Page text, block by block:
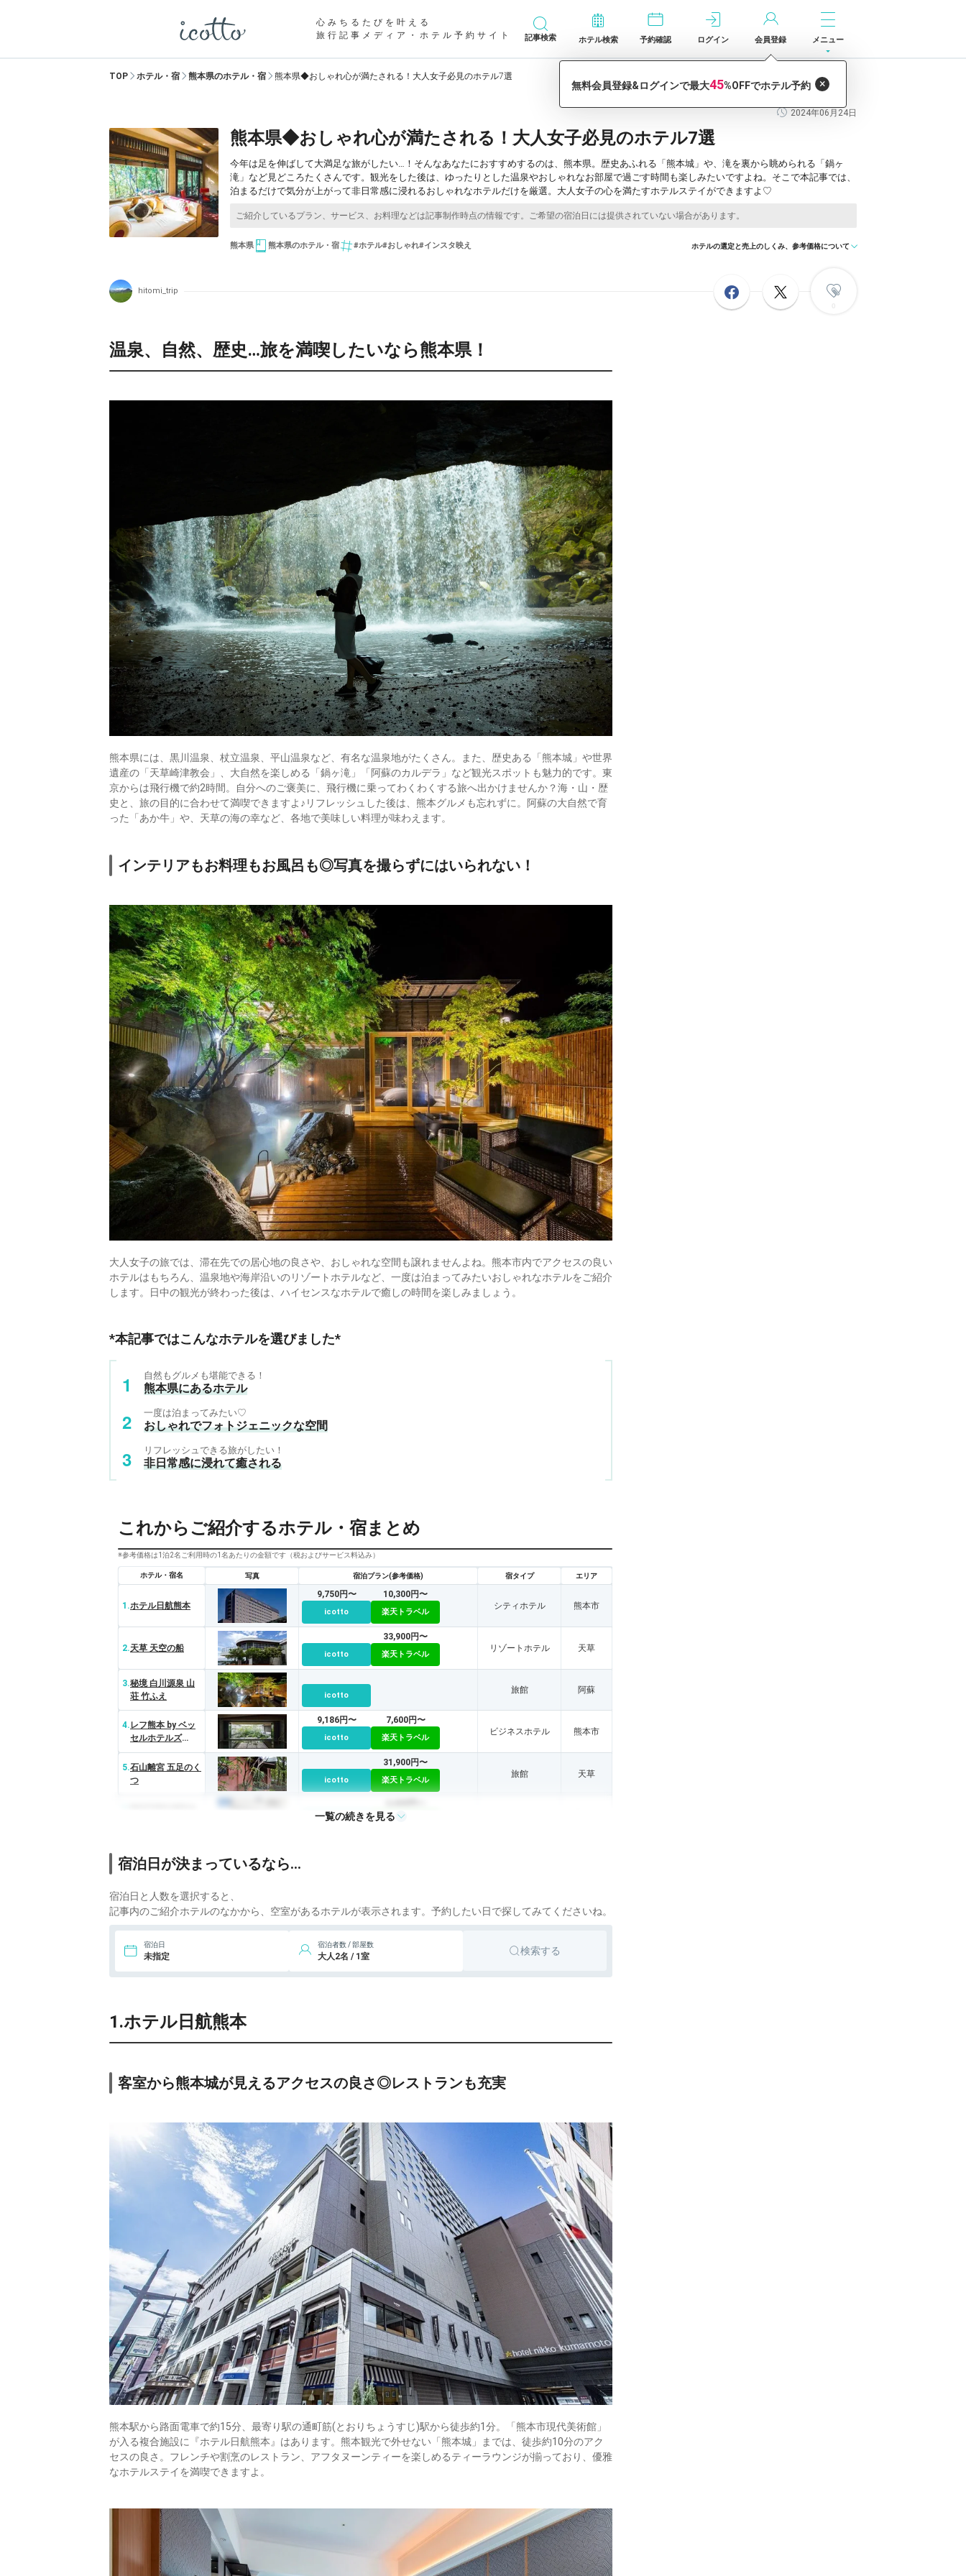
心みちるたびを叶える
旅行記事メディア・ホテル予約サイト
記事検索 ホテル検索 予約確認 ログイン 会員登録 メニュー
TOP ホテル・宿 熊本県のホテル・宿 熊本県◆おしゃれ心が満たされる！大人女子必見のホテル7選
2024年06月24日
熊本県◆おしゃれ心が満たされる！大人女子必見のホテル7選
今年は足を伸ばして大満足な旅がしたい…！そんなあなたにおすすめするのは、熊本県。歴史あふれる「熊本城」や、滝を裏から眺められる「鍋ヶ
滝」など見どころたくさんです。観光をした後は、ゆったりとした温泉やおしゃれなお部屋で過ごす時間も楽しみたいですよね。そこで本記事では、
泊まるだけで気分が上がって非日常感に浸れるおしゃれなホテルだけを厳選。大人女子の心を満たすホテルステイができますよ♡
熊本県 熊本県のホテル・宿 #ホテル#おしゃれ#インスタ映え ホテルの選定と売上のしくみ、参考価格について
hitomi_trip
温泉、自然、歴史…旅を満喫したいなら熊本県！
熊本県には、黒川温泉、杖立温泉、平山温泉など、有名な温泉地がたくさん。また、歴史ある「熊本城」や世界
遺産の「天草崎津教会」、大自然を楽しめる「鍋ヶ滝」「阿蘇のカルデラ」など観光スポットも魅力的です。東
京からは飛行機で約2時間。自分へのご褒美に、飛行機に乗ってわくわくする旅へ出かけませんか？海・山・歴
史と、旅の目的に合わせて満喫できますよ♪リフレッシュした後は、熊本グルメも忘れずに。阿蘇の大自然で育
った「あか牛」や、天草の海の幸など、各地で美味しい料理が味わえます。
インテリアもお料理もお風呂も◎写真を撮らずにはいられない！
大人女子の旅では、滞在先での居心地の良さや、おしゃれな空間も譲れませんよね。熊本市内でアクセスの良い
ホテルはもちろん、温泉地や海岸沿いのリゾートホテルなど、一度は泊まってみたいおしゃれなホテルをご紹介
します。日中の観光が終わった後は、ハイセンスなホテルで癒しの時間を楽しみましょう。
*本記事ではこんなホテルを選びました*
自然もグルメも堪能できる！
熊本県にあるホテル
一度は泊まってみたい♡
おしゃれでフォトジェニックな空間
リフレッシュできる旅がしたい！
非日常感に浸れて癒される
これからご紹介するホテル・宿まとめ
※参考価格は1泊2名ご利用時の1名あたりの金額です（税およびサービス料込み）
ホテル・宿名 写真 宿泊プラン(参考価格) 宿タイプ エリア
1.ホテル日航熊本
9,750円〜
icotto
10,300円〜
楽天トラベル
シティホテル 熊本市
2.天草 天空の船
icotto
33,900円〜
楽天トラベル
リゾートホテル 天草
3.秘境 白川源泉 山
荘 竹ふえ
icotto
旅館 阿蘇
4.レフ熊本 by ベッ
セルホテルズ
（REF
Kumamoto）
9,186円〜
icotto
7,600円〜
楽天トラベル
ビジネスホテル 熊本市
5.石山離宮 五足のく
つ
icotto
31,900円〜
楽天トラベル
旅館 天草
icotto 楽天トラベル
7.fav KUMAMOTO
一覧の続きを見る
宿泊日が決まっているなら…
宿泊日と人数を選択すると、
記事内のご紹介ホテルのなかから、空室があるホテルが表示されます。予約したい日で探してみてくださいね。
宿泊日
未指定
宿泊者数 / 部屋数
大人2名 / 1室 検索する
1.ホテル日航熊本
客室から熊本城が見えるアクセスの良さ◎レストランも充実
熊本駅から路面電車で約15分、最寄り駅の通町筋(とおりちょうすじ)駅から徒歩約1分。「熊本市現代美術館」
が入る複合施設に『ホテル日航熊本』はあります。熊本観光で外せない「熊本城」までは、徒歩約10分のアク
セスの良さ。フレンチや割烹のレストラン、アフタヌーンティーを楽しめるティーラウンジが揃っており、優雅
なホテルステイを満喫できますよ。